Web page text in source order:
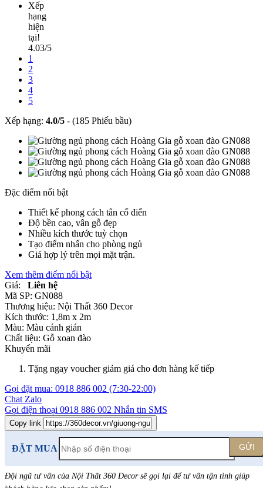
Xếp
hạng
hiện
tại!
4.03/5
1
2
3
4
5
Xếp hạng: 4.0/5 - (185 Phiếu bầu)
Đặc điểm nổi bật
Thiết kế phong cách tân cổ điển
Độ bền cao, vân gỗ đẹp
Nhiều kích thước tuỳ chọn
Tạo điểm nhấn cho phòng ngủ
Giá hợp lý trên mọi mặt trận.
Xem thêm điểm nổi bật
Giá:
Liên hệ
Mã SP: GN088
Thương hiệu: Nội Thất 360 Decor
Kích thước: 1,8m x 2m
Màu: Màu cánh gián
Chất liệu: Gỗ xoan đào
Khuyến mãi
Tặng ngay voucher giảm giá cho đơn hàng kế tiếp
Gọi đặt mua: 0918 886 002 (7:30-22:00)
Chat Zalo
Gọi điện thoại 0918 886 002 Nhắn tin SMS
Copy link
ĐẶT MUA GỬI
Đội ngũ tư vấn của Nội Thất 360 Decor sẽ gọi lại để tư vấn tận tình giúp